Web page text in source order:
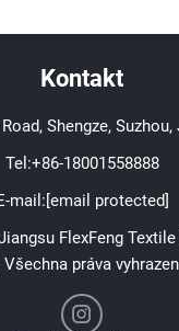
Kontakt
Shengze,
Tel:+86-18001558888
mail:[email protected]
FlexFeng
Všechna práva